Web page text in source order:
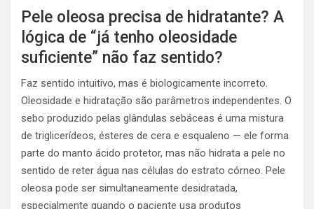
Pele oleosa precisa de hidratante? A
lógica de “já tenho oleosidade
suficiente” não faz sentido?
Faz sentido intuitivo, mas é biologicamente incorreto.
Oleosidade e hidratação são parâmetros independentes. O
sebo produzido pelas glândulas sebáceas é uma mistura
de triglicerídeos, ésteres de cera e esqualeno — ele forma
parte do manto ácido protetor, mas não hidrata a pele no
sentido de reter água nas células do estrato córneo. Pele
oleosa pode ser simultaneamente desidratada,
especialmente quando o paciente usa produtos